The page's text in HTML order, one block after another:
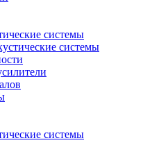
системы
системы
системы